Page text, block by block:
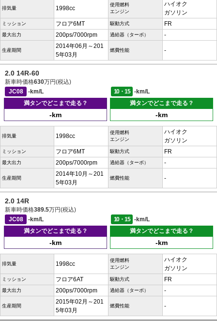
排気量 1998cc
使用燃料
エンジン
ハイオク
ガソリン
ミッション フロア6MT 駆動方式 FR
最大出力 200ps/7000rpm 過給器（ターボ） -
生産期間
2014年06月～201
5年03月
燃費性能 -
2.0 14R-60
新車時価格630万円(税込)
JC08
-km/L 10・15
-km/L
満タンでどこまで走る？
-km
満タンでどこまで走る？
-km
排気量 1998cc
使用燃料
エンジン
ハイオク
ガソリン
ミッション フロア6MT 駆動方式 FR
最大出力 200ps/7000rpm 過給器（ターボ） -
生産期間
2014年10月～201
5年03月
燃費性能 -
2.0 14R
新車時価格389.5万円(税込)
JC08
-km/L 10・15
-km/L
満タンでどこまで走る？
-km
満タンでどこまで走る？
-km
排気量 1998cc
使用燃料
エンジン
ハイオク
ガソリン
ミッション フロア6AT 駆動方式 FR
最大出力 200ps/7000rpm 過給器（ターボ） -
生産期間
2015年02月～201
5年03月
燃費性能 -